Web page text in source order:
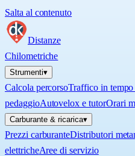
Salta al contenuto
Distanze
Chilometriche
Strumenti▾
Calcola percorsoTraffico in tempo
pedaggioAutovelox e tutorOrari
Carburante & ricarica▾
Prezzi carburanteDistributori
elettricheAree di servizio